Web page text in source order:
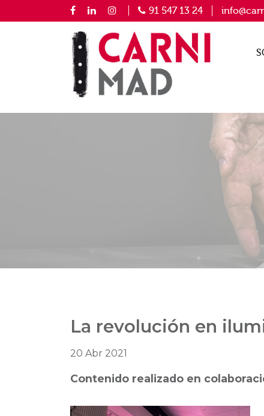
91 547 13 24
La revolución en
20 Abr 2021
Contenido realizado en